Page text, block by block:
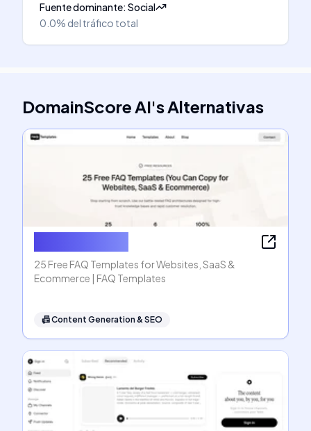
Fuente dominante:Social
0.0% del tráfico total
DomainScore AI'sAlternativas
25 Free FAQ Templates for Websites, SaaS &
Ecommerce | FAQ Templates
📠Content Generation & SEO